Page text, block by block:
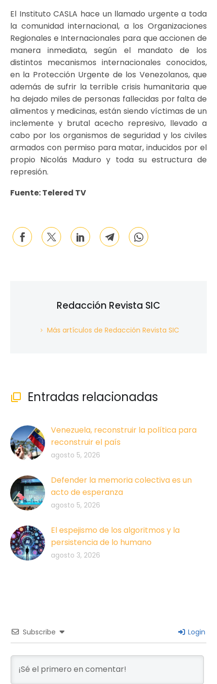
El Instituto CASLA hace un llamado urgente a toda
la comunidad internacional, a los Organizaciones
Regionales e Internacionales para que accionen de
manera inmediata, según el mandato de los
distintos mecanismos internacionales conocidos,
en la Protección Urgente de los Venezolanos, que
además de sufrir la terrible crisis humanitaria que
ha dejado miles de personas fallecidas por falta de
alimentos y medicinas, están siendo víctimas de un
inclemente y brutal acecho represivo, llevado a
cabo por los organismos de seguridad y los civiles
armados con permiso para matar, inducidos por el
propio Nicolás Maduro y toda su estructura de
represión.
Fuente: Telered TV
Redacción Revista SIC
Más artículos de Redacción Revista SIC
 Entradas relacionadas
Venezuela, reconstruir la política para
reconstruir el país
agosto 5, 2026
Defender la memoria colectiva es un
acto de esperanza
agosto 5, 2026
El espejismo de los algoritmos y la
persistencia de lo humano
agosto 3, 2026
Subscribe Login